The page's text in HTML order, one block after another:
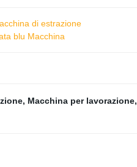
di estrazione
blu Macchina
, Macchina per lavorazione,